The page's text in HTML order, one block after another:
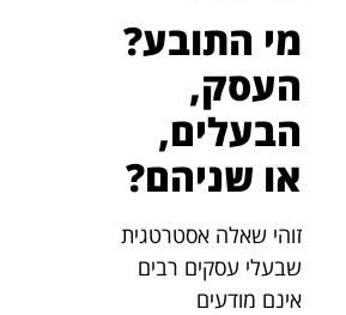
מי התובע?
העסק,
הבעלים,
או שניהם?
זוהי שאלה אסטרטגית
שבעלי עסקים רבים
אינם מודעים